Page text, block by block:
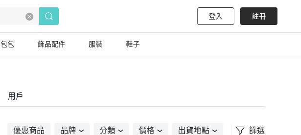
登入 註冊
包包 飾品配件 服裝 鞋子
用戶
優惠商品 品牌 分類 價格 出貨地點 篩選